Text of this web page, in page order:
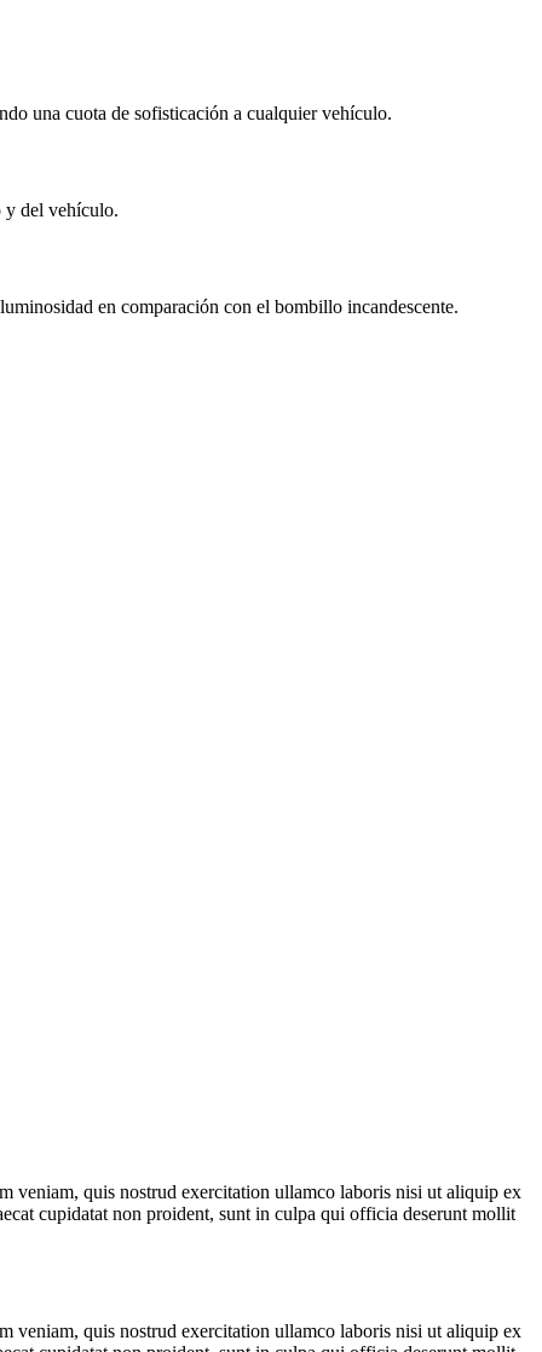
una cuota de sofisticación a cualquier vehículo.
y del vehículo.
en comparación con el bombillo incandescente.
veniam, quis nostrud exercitation ullamco laboris nisi ut aliquip ex
cupidatat non proident, sunt in culpa qui officia deserunt mollit
veniam, quis nostrud exercitation ullamco laboris nisi ut aliquip ex